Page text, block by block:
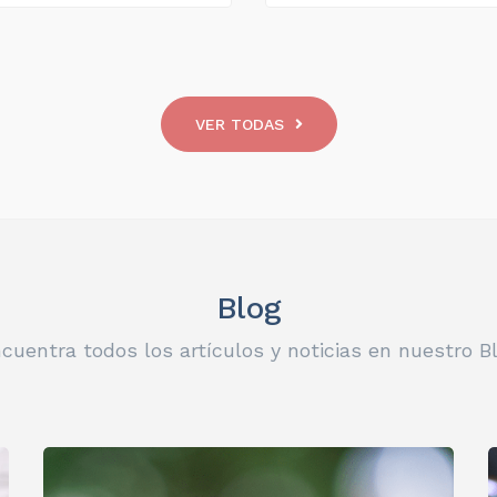
VER TODAS
Blog
todos los artículos y noticias en nuestro